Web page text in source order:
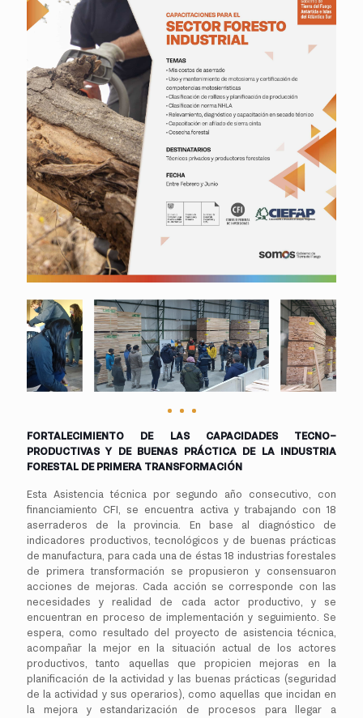
FORTALECIMIENTO DE LAS CAPACIDADES TECNO–
PRODUCTIVAS Y DE BUENAS PRÁCTICA DE LA INDUSTRIA
FORESTAL DE PRIMERA TRANSFORMACIÓN
Esta Asistencia técnica por segundo año consecutivo, con
financiamiento CFI, se encuentra activa y trabajando con 18
aserraderos de la provincia. En base al diagnóstico de
indicadores productivos, tecnológicos y de buenas prácticas
de manufactura, para cada una de éstas 18 industrias forestales
de primera transformación se propusieron y consensuaron
acciones de mejoras. Cada acción se corresponde con las
necesidades y realidad de cada actor productivo, y se
encuentran en proceso de implementación y seguimiento. Se
espera, como resultado del proyecto de asistencia técnica,
acompañar la mejor en la situación actual de los actores
productivos, tanto aquellas que propicien mejoras en la
planificación de la actividad y las buenas prácticas (seguridad
de la actividad y sus operarios), como aquellas que incidan en
la mejora y estandarización de procesos para llegar a